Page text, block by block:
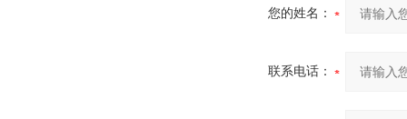
您的姓名：
联系电话：